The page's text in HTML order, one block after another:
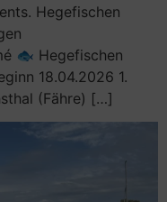
Hegefischen
🐟 Hegefischen
18.04.2026 1.
(Fähre) […]